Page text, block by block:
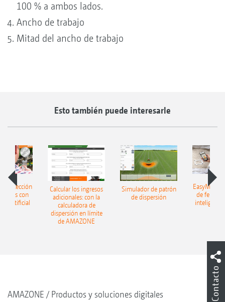
100 % a ambos lados.
Ancho de trabajo
Mitad del ancho de trabajo
Esto también puede interesarle
detección
con
artificial
Calcular los ingresos
adicionales: con la
calculadora de
dispersión en límite
de AMAZONE
Simulador de patrón
de dispersión
EasyMatch:
de
AMAZONE
Productos y soluciones digitales
Contacto